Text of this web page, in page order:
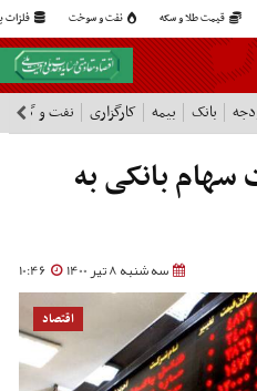
قیمت طلا و سکه نفت و سوخت فلزات
بانک بیمه کارگزاری نفت و گاز
بانکی به
سه شنبه 8 تیر 1400 10:46
اقتصاد